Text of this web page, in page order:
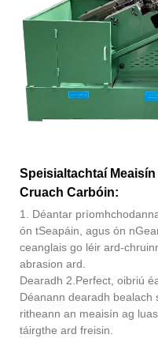
Speisialtachtaí
Cruach Carbóin:
1. Déantar
ón tSeapáin, agus ón
ceanglais go léir ard-
abrasion ard.
Dearadh 2.Perfect, oibriú
Déanann dearadh bealach
ritheann an meaisín ag
táirgthe ard freisin.